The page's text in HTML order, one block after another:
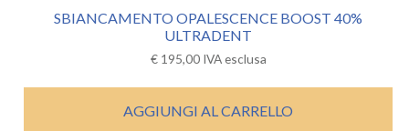
SBIANCAMENTO OPALESCENCE BOOST 40%
ULTRADENT
€195,00 IVA esclusa
AGGIUNGI AL CARRELLO